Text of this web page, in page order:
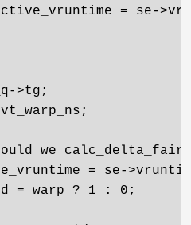
= se-
>tg;
we calc_delta_fair
= se-
= warp ? 1 : 0;